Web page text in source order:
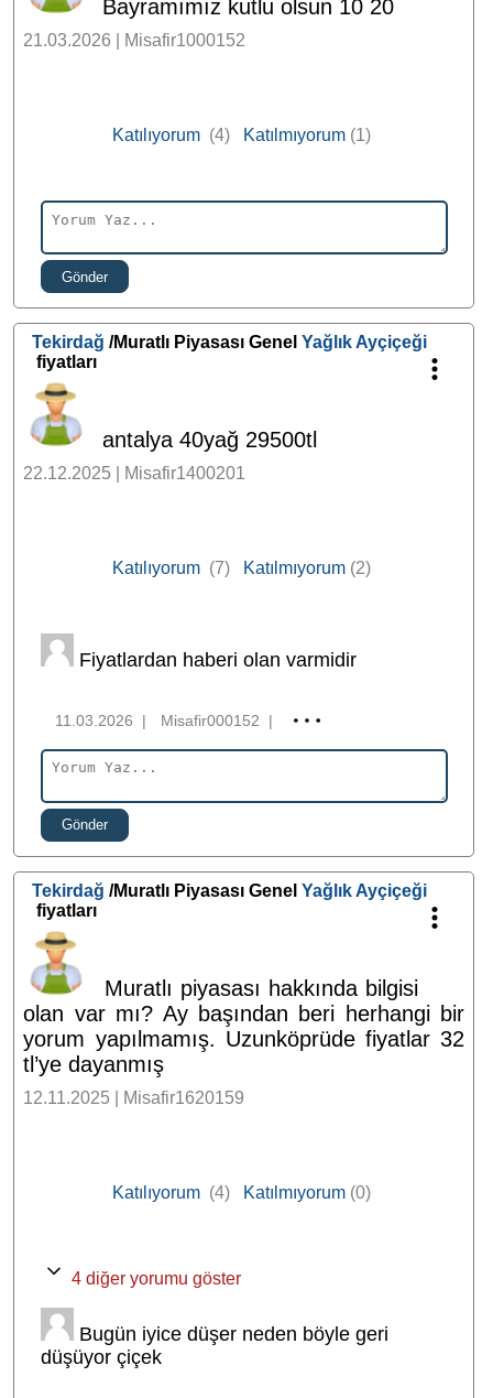
Bayramımız kutlu olsun 10 20
21.03.2026 | Misafir1000152
Katılıyorum (4) Katılmıyorum (1)
Gönder
Tekirdağ /Muratlı Piyasası GenelYağlık Ayçiçeği
fiyatları
antalya 40yağ 29500tl
22.12.2025 | Misafir1400201
Katılıyorum (7) Katılmıyorum (2)
Fiyatlardan haberi olan varmidir
11.03.2026 | Misafir000152 |
Gönder
Tekirdağ /Muratlı Piyasası GenelYağlık Ayçiçeği
fiyatları
Muratlı piyasası hakkında bilgisi
olan var mı? Ay başından beri herhangi bir
yorum yapılmamış. Uzunköprüde fiyatlar 32
tl’ye dayanmış
12.11.2025 | Misafir1620159
Katılıyorum (4) Katılmıyorum (0)
4 diğer yorumu göster
Bugün iyice düşer neden böyle geri
düşüyor çiçek